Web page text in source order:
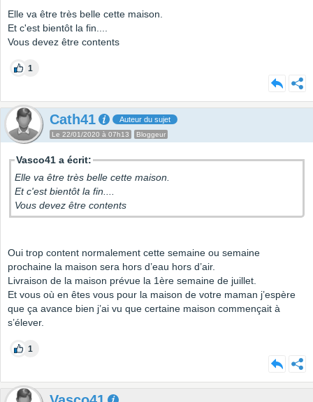
Elle va être très belle cette maison.
Et c'est bientôt la fin....
Vous devez être contents
1
Cath41 Auteur du sujet
Le 22/01/2020 à 07h13 Bloggeur
Vasco41 a écrit:
Elle va être très belle cette maison.
Et c'est bientôt la fin....
Vous devez être contents
Oui trop content normalement cette semaine ou semaine
prochaine la maison sera hors d’eau hors d’air.
Livraison de la maison prévue la 1ère semaine de juillet.
Et vous où en êtes vous pour la maison de votre maman j’espère
que ça avance bien j’ai vu que certaine maison commençait à
s’élever.
1